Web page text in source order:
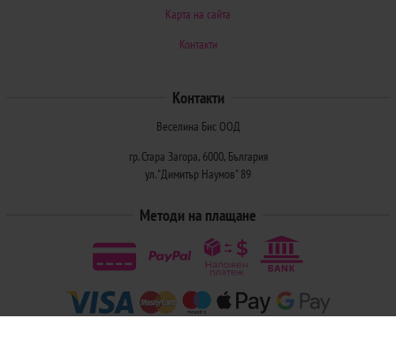
Карта на сайта
Контакти
Контакти
Веселина Бис ООД
гр. Стара Загора, 6000, България
ул. "Димитър Наумов" 89
Методи на плащане